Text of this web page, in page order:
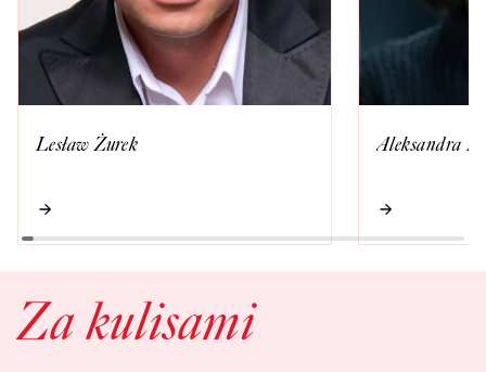
Lesław Żurek Aleksandra
Za kulisami